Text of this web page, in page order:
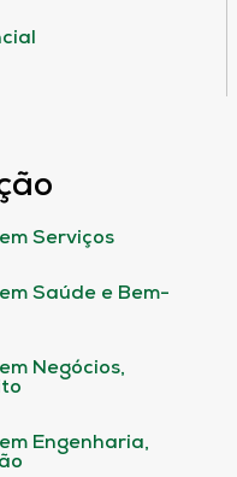
Serviços
Saúde e Bem-
Negócios,
Engenharia,